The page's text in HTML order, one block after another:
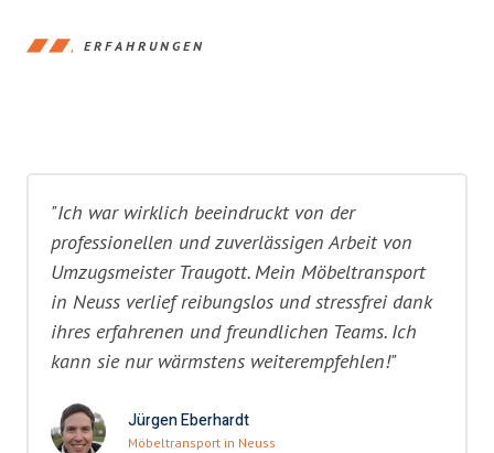
ERFAHRUNGEN
"Ich war wirklich beeindruckt von der
professionellen und zuverlässigen Arbeit von
Umzugsmeister Traugott. Mein Möbeltransport
in Neuss verlief reibungslos und stressfrei dank
ihres erfahrenen und freundlichen Teams. Ich
kann sie nur wärmstens weiterempfehlen!"
Jürgen Eberhardt
Möbeltransport in Neuss